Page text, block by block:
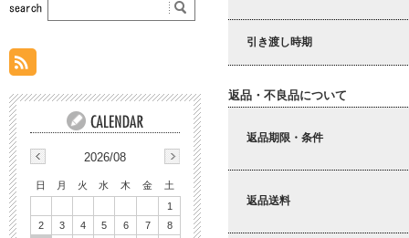
引き渡し時期
返品・不良品について
返品期限・条件
返品送料
2026/08
日 月 火 水 木 金
土
1
2
3 4 5 6 7
8